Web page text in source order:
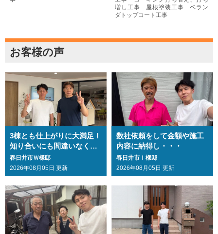
増し工事 屋根塗装工事 ベラン
ダトップコート工事
お客様の声
3棟とも仕上がりに大満足！
知り合いにも間違いなくお
勧めします・・・
春日井市Ｗ様邸
2026年08月05日 更新
数社依頼をして金額や施工
内容に納得し・・・
春日井市Ｉ様邸
2026年08月05日 更新